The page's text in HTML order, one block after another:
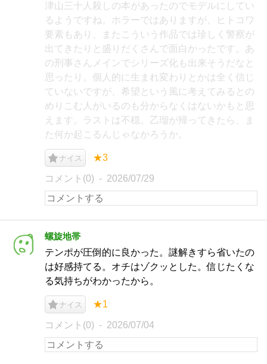
津山三十人殺しの本があったのでモデルにしてい
るようですね。ホラーではありますが、ヒトコワ
要素もあり、またこういう作品では珍しく警察が
出てきたりと盛りだくさんで面白かったです。あ
の刑事さんメインでシリーズ化も出来そうだなと
思ったり。個人的に生まれ変わりとかは全く信じ
ていないですが、希望という風に考えてみるとの
めりこむ人がいるのも分からなくはないかもと思
えます。ラストは不穏。乙瑠が帰ってきたら、ま
た何か起こるんじゃなかろうか。
ナイス ★3
コメント(0) 2026/07/29
螺旋地帯
テンポが圧倒的に良かった。謎解きすら省いたの
は好感持てる。オチはゾクッとした。信じたくな
る気持ちがわかったから。
ナイス ★1
コメント(0) 2026/07/04